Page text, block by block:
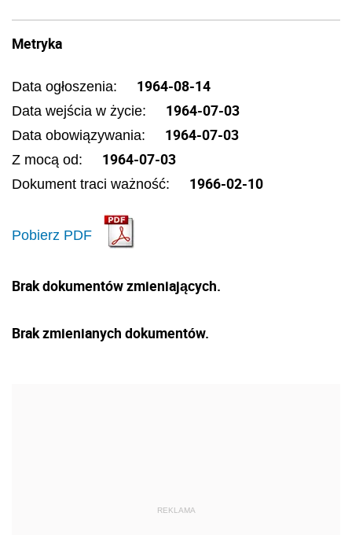
Metryka
Data ogłoszenia: 1964-08-14
Data wejścia w życie: 1964-07-03
Data obowiązywania: 1964-07-03
Z mocą od: 1964-07-03
Dokument traci ważność: 1966-02-10
Pobierz PDF
Brak dokumentów zmieniających.
Brak zmienianych dokumentów.